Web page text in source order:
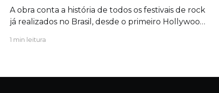
A obra conta a história de todos os festivais de rock
já realizados no Brasil, desde o primeiro Hollywood
1 min leitura